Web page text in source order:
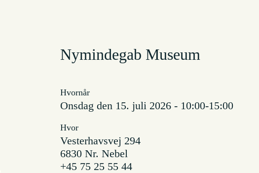
Nymindegab Museum
Hvornår
onsdag den 15. juli 2026 - 10:00-15:00
Hvor
Vesterhavsvej 294
6830 Nr. Nebel
+45 75 25 55 44